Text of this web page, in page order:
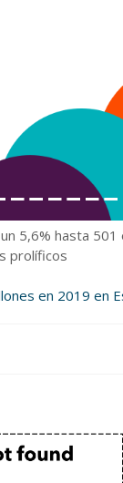
5,6% hasta 501
prolíficos
en 2019 en